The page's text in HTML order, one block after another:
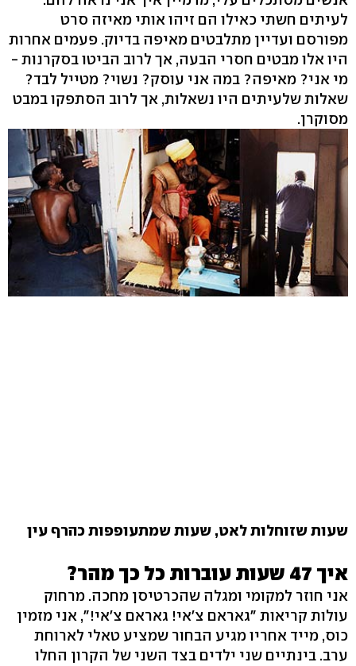
לעיתים חשתי כאילו הם זיהו אותי מאיזה סרט
מפורסם ועדיין מתלבטים מאיפה בדיוק. פעמים אחרות
היו אלו מבטים חסרי הבעה, אך לרוב הביטו בסקרנות -
מי אני? מאיפה? במה אני עוסק? נשוי? מטייל לבד?
שאלות שלעיתים היו נשאלות, אך לרוב הסתפקו במבט
מסוקרן.
שעות שזוחלות לאט, שעות שמתעופפות כהרף עין
איך 47 שעות עוברות כל כך מהר?
אני חוזר למקומי ומגלה שהכרטיסן מחכה. מרחוק
עולות קריאות "גאראם צ'אי! גאראם צ'אי!", אני מזמין
כוס, מייד אחריו מגיע הבחור שמציע טאלי לארוחת
ערב. בינתיים שני ילדים בצד השני של הקרון החלו